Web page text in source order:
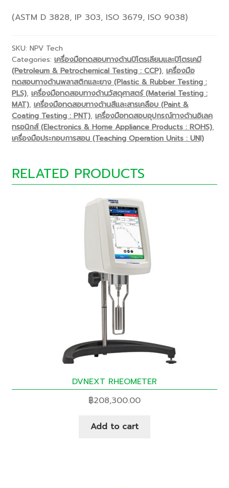
(ASTM D 3828, IP 303, ISO 3679, ISO 9038)
SKU: NPV Tech
Categories:เครื่องมือทดสอบทางด้านปิโตรเลียมและปิโตรเคมี
(Petroleum & Petrochemical Testing : CCP),เครื่องมือ
ทดสอบทางด้านพลาสติกและยาง (Plastic & Rubber Testing :
PLS),เครื่องมือทดสอบทางด้านวัสดุศาสตร์ (Material Testing :
MAT),เครื่องมือทดสอบทางด้านสีและสารเคลือบ (Paint &
Coating Testing : PNT),เครื่องมือทดสอบอุปกรณ์ทางด้านอิเลค
ทรอนิกส์ (Electronics & Home Appliance Products : ROHS),
เครื่องมือประกอบการสอน (Teaching Operation Units : UNI)
RELATED PRODUCTS
DVNEXT RHEOMETER
฿208,300.00
Add to cart